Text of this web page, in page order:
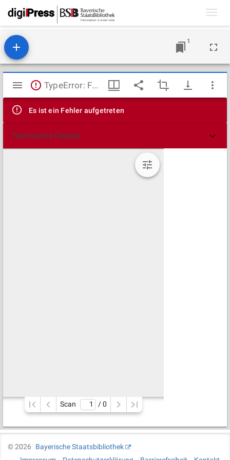
1
Mirador
Viewer
TypeError: Failed to fetch
Es ist ein Fehler aufgetreten
Technische Details
Scan / 0
©2026
Bayerische Staatsbibliothek